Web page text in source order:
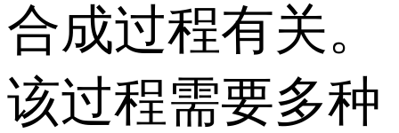
合成过程有关。
该过程需要多种